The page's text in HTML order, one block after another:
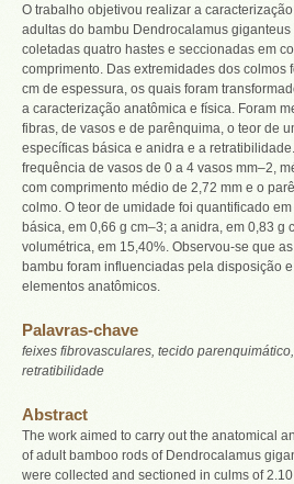
O trabalho objetivou realizar a
adultas do bambu Dendrocalamus giganteus
coletadas quatro hastes e seccionadas em
comprimento. Das extremidades dos colmos
cm de espessura, os quais foram
a caracterização anatômica e física. Foram
fibras, de vasos e de parênquima, o teor de
específicas básica e anidra e a
frequência de vasos de 0 a 4 vasos mm–2,
com comprimento médio de 2,72 mm e o
colmo. O teor de umidade foi quantificado
básica, em 0,66 g cm–3; a anidra, em 0,83 g
volumétrica, em 15,40%. Observou-se que
bambu foram influenciadas pela disposição
elementos anatômicos.
Palavras-chave
feixes fibrovasculares, tecido
retratibilidade
Abstract
The work aimed to carry out the anatomical
of adult bamboo rods of Dendrocalamus
were collected and sectioned in culms of